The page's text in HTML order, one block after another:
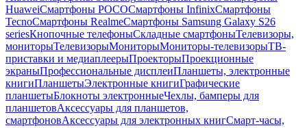
HuaweiСмартфоны POCOСмартфоны InfinixСмартфоны
TecnoСмартфоны RealmeСмартфоны Samsung Galaxy S26
seriesКнопочные телефоныСкладные смартфоныТелевизоры,
мониторыТелевизорыМониторыМониторы-телевизорыТВ-
приставки и медиаплеерыПроекторыПроекционные
экраныПрофессиональные дисплеиПланшеты, электронные
книгиПланшетыЭлектронные книгиГрафические
планшетыБлокноты электронныеЧехлы, бамперы для
планшетовАксессуары для планшетов,
смартфоновАксессуары для электронных книгСмарт-часы,